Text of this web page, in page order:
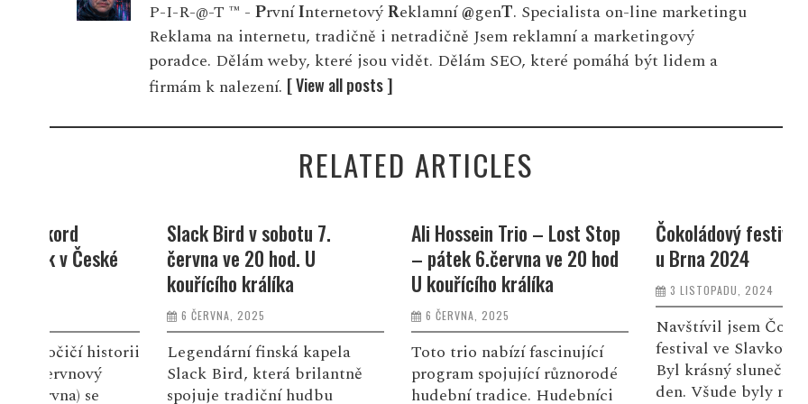
P-I-R-@-T ™ - PrvníInternetovýReklamní@genT. Specialista on-line marketingu
Reklama na internetu, tradičně i netradičně Jsem reklamní a marketingový
poradce. Dělám weby, které jsou vidět. Dělám SEO, které pomáhá být lidem a
firmám k nalezení. [ View all posts ]
RELATED ARTICLES
Slack Bird v sobotu 7.
června ve 20 hod. U
kouřícího králíka
Legendární finská kapela
Slack Bird, která brilantně
spojuje tradiční hudbu
Ali Hossein Trio – Lost Stop
– pátek 6.června ve 20 hod
U kouřícího králíka
Toto trio nabízí fascinující
program spojující různorodé
hudební tradice. Hudebníci
Čokoládový festival Slavkov
u Brna 2024
3 LISTOPADU, 2024
Navštívil jsem Čokoládový
festival ve Slavkově u Brna.
Byl krásný slunečný podzimní
den. Všude byly nejen